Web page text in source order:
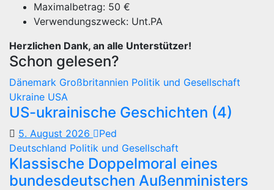
Maximalbetrag: 50 €
Verwendungszweck: Unt.PA
Herzlichen Dank, an alle Unterstützer!
Schon gelesen?
Dänemark Großbritannien Politik und Gesellschaft
Ukraine USA
US-ukrainische Geschichten (4)
5. August 2026
Ped
Deutschland Politik und Gesellschaft
Klassische Doppelmoral eines
bundesdeutschen Außenministers